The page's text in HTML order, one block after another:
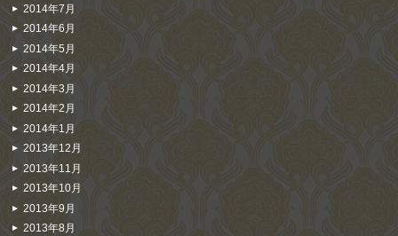
2014年7月
2014年6月
2014年5月
2014年4月
2014年3月
2014年2月
2014年1月
2013年12月
2013年11月
2013年10月
2013年9月
2013年8月